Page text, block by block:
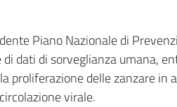
Piano Nazionale di
dati di sorveglianza umana,
delle zanzare in
virale.